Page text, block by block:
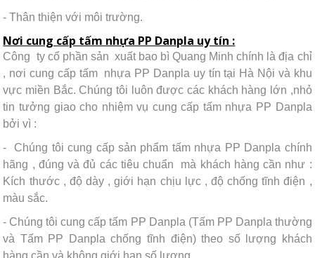
- Thân thiện với môi trường.
Nơi cung cấp tấm nhựa PP Danpla uy tín :
Công ty cổ phần sản xuất bao bì Quang Minh chính là địa chỉ
, nơi cung cấp tấm nhựa PP Danpla uy tín tại Hà Nội và khu
vực miền Bắc. Chúng tôi luôn được các khách hàng lớn ,nhỏ
tin tưởng giao cho nhiệm vụ cung cấp tấm nhựa PP Danpla
bởi vì :
- Chúng tôi cung cấp sản phẩm tấm nhựa PP Danpla chính
hãng , đúng và đủ các tiêu chuẩn mà khách hàng cần như :
Kích thước , độ dày , giới hạn chịu lực , độ chống tĩnh điện ,
màu sắc.
- Chúng tôi cung cấp tấm PP Danpla (Tấm PP Danpla thường
và Tấm PP Danpla chống tĩnh điện) theo số lượng khách
hàng cần và không giới hạn số lượng.